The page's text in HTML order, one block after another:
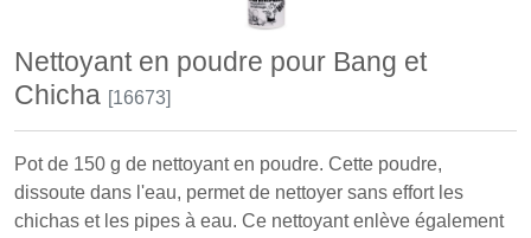
Nettoyant en poudre pour Bang et
Chicha [16673]
Pot de 150 g de nettoyant en poudre. Cette poudre,
dissoute dans l'eau, permet de nettoyer sans effort les
chichas et les pipes à eau. Ce nettoyant enlève également